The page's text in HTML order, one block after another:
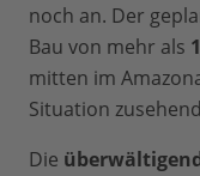
noch an. Der
Bau von mehr als
mitten im
Situation
Die